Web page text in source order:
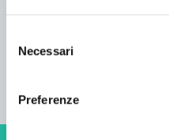
delNecessari
Preferenze